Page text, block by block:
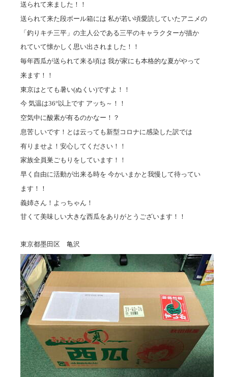
送られて来ました！！
送られて来た段ボール箱には 私が若い頃愛読していたアニメの
「釣りキチ三平」の主人公である三平のキャラクターが描か
れていて懐かしく思い出されました！！
毎年西瓜が送られて来る頃は 我が家にも本格的な夏がやって
来ます！！
東京はとても暑い(ぬくい)ですよ！！
今 気温は36°以上です アッち～！！
空気中に酸素が有るのかなー！？
息苦しいです！とは云っても新型コロナに感染した訳では
有りませよ！安心してください！！
家族全員巣ごもりをしています！！
早く自由に活動が出来る時を 今かいまかと我慢して待ってい
ます！！
義姉さん！よっちゃん！
甘くて美味しい大きな西瓜をありがとうございます！！
東京都墨田区 亀沢